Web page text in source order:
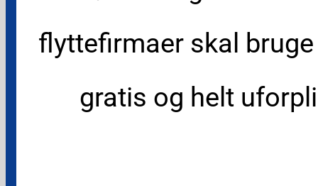
flyttefirmaer skal
gratis og helt